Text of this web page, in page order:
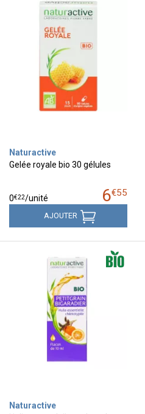
Naturactive
Gelée royale bio 30 gélules
6€55
0€22/unité
AJOUTER
Naturactive